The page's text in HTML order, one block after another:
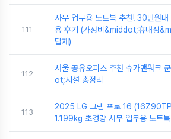
111
사무 업무용 노트북 추천! 30만원
용 후기 (가성비&middot;휴대성
탑재)
112
서울 공유오피스 추천 슈가맨워크
ot;시설 총정리
113
2025 LG 그램 프로 16
1.199kg 초경량 사무 업무용 노트